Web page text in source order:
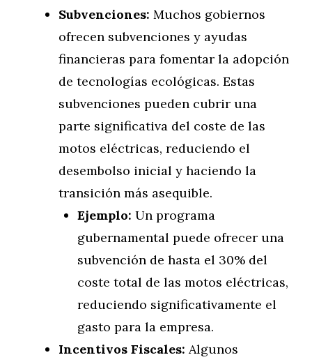
Subvenciones: Muchos gobiernos
ofrecen subvenciones y ayudas
financieras para fomentar la adopción
de tecnologías ecológicas. Estas
subvenciones pueden cubrir una
parte significativa del coste de las
motos eléctricas, reduciendo el
desembolso inicial y haciendo la
transición más asequible.
Ejemplo: Un programa
gubernamental puede ofrecer una
subvención de hasta el 30% del
coste total de las motos eléctricas,
reduciendo significativamente el
gasto para la empresa.
Incentivos Fiscales: Algunos